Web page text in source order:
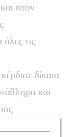
στον
τις
δίκαια
και